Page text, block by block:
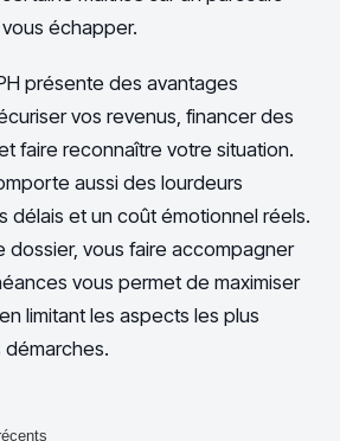
échapper.
présente des avantages
vos revenus, financer des
faire reconnaître votre situation.
aussi des lourdeurs
délais et un coût émotionnel réels.
dossier, vous faire accompagner
vous permet de maximiser
limitant les aspects les plus